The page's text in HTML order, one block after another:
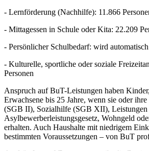
- Lernförderung (Nachhilfe): 11.866
- Mittagessen in Schule oder Kita: 22.209
- Persönlicher Schulbedarf: wird
- Kulturelle, sportliche oder soziale
Personen
Anspruch auf BuT-Leistungen haben
Erwachsene bis 25 Jahre, wenn sie oder
(SGB II), Sozialhilfe (SGB XII), Leistungen
Asylbewerberleistungsgesetz, Wohngeld
erhalten. Auch Haushalte mit niedrigem
bestimmten Voraussetzungen – von BuT